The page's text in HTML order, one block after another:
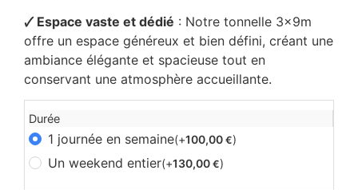
🗸 Espace vaste et dédié : Notre tonnelle 3x9m
offre un espace généreux et bien défini, créant une
ambiance élégante et spacieuse tout en
conservant une atmosphère accueillante.
Durée
1 journée en semaine(+100,00 €)
Un weekend entier(+130,00 €)